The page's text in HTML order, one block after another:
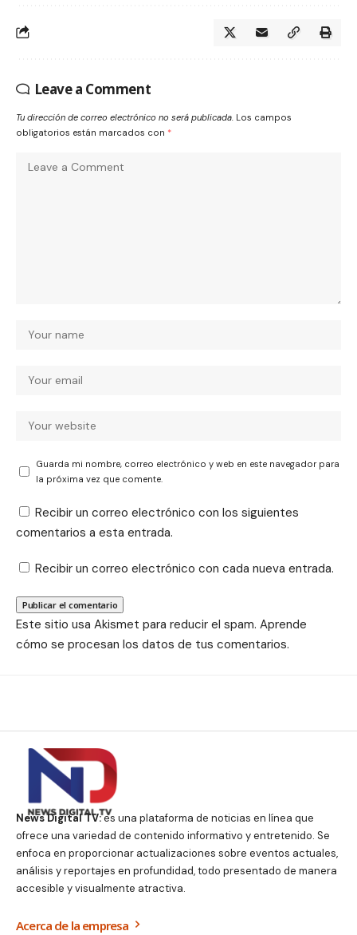
Leave a Comment
Tu dirección de correo electrónico no será publicada. Los campos
obligatorios están marcados con *
Guarda mi nombre, correo electrónico y web en este navegador para
la próxima vez que comente.
Recibir un correo electrónico con los siguientes
comentarios a esta entrada.
Recibir un correo electrónico con cada nueva entrada.
Este sitio usa Akismet para reducir el spam. Aprende
cómo se procesan los datos de tus comentarios.
News Digital TV:es una plataforma de noticias en línea que
ofrece una variedad de contenido informativo y entretenido. Se
enfoca en proporcionar actualizaciones sobre eventos actuales,
análisis y reportajes en profundidad, todo presentado de manera
accesible y visualmente atractiva.
Acerca de la empresa